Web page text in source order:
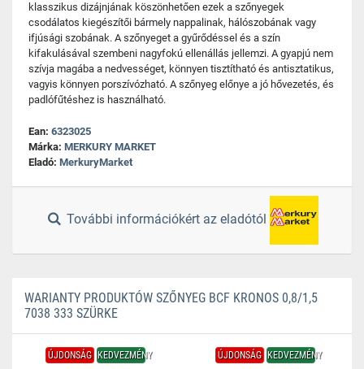
klasszikus dizájnjának köszönhetően ezek a szőnyegek
csodálatos kiegészítői bármely nappalinak, hálószobának vagy
ifjúsági szobának. A szőnyeget a gyűrődéssel és a szín
kifakulásával szembeni nagyfokú ellenállás jellemzi. A gyapjú nem
szívja magába a nedvességet, könnyen tisztítható és antisztatikus,
vagyis könnyen porszívózható. A szőnyeg előnye a jó hővezetés, és
padlófűtéshez is használható.
Ean: 6323025
Márka: MERKURY MARKET
Eladó: MerkuryMarket
További információkért az eladótól
WARIANTY PRODUKTÓW SZŐNYEG BCF KRONOS 0,8/1,5
7038 333 SZÜRKE
ÚJDONSÁG KEDVEZMÉNY ÚJDONSÁG KEDVEZMÉNY